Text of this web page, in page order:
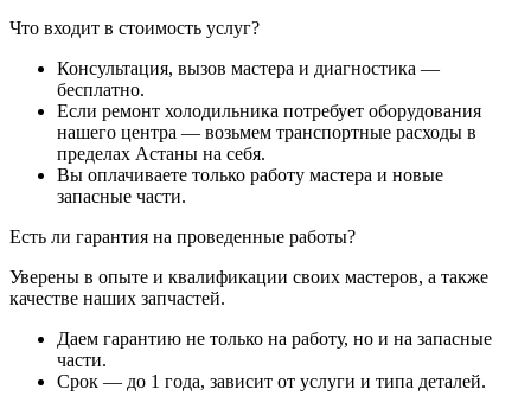
Что входит в стоимость услуг?
Консультация, вызов мастера и диагностика —
бесплатно.
Если ремонт холодильника потребует оборудования
нашего центра — возьмем транспортные расходы в
пределах Астаны на себя.
Вы оплачиваете только работу мастера и новые
запасные части.
Есть ли гарантия на проведенные работы?
Уверены в опыте и квалификации своих мастеров, а также
качестве наших запчастей.
Даем гарантию не только на работу, но и на запасные
части.
Срок — до 1 года, зависит от услуги и типа деталей.